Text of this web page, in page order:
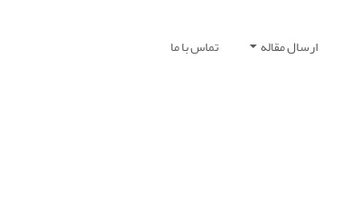
ارسال مقاله تماس با ما